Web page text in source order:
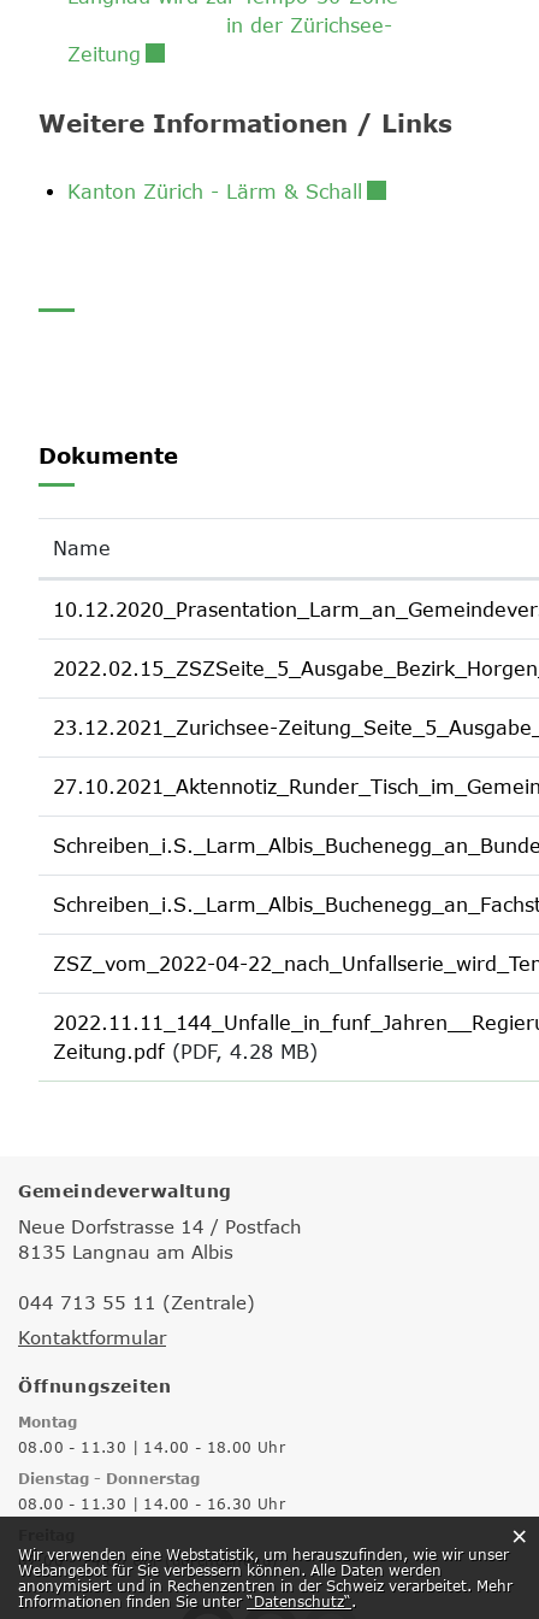
in der Zürichsee-
Zeitung
Weitere Informationen / Links
Kanton Zürich - Lärm & Schall
Dokumente
Name
23.12.2021_Zurichsee-
ZSZ_vom_2022-04-
Zeitung.pdf (PDF, 4.28 MB)
Gemeindeverwaltung
Neue Dorfstrasse 14 / Postfach
8135 Langnau am Albis
044 713 55 11 (Zentrale)
Kontaktformular
Öffnungszeiten
Montag
08.00 - 11.30 | 14.00 - 18.00 Uhr
Dienstag - Donnerstag
08.00 - 11.30 | 14.00 - 16.30 Uhr
07.00 - 14.00 Uhr (durchgehend)
Webstatistik
Wir verwenden eine Webstatistik, um herauszufinden, wie wir unser
Webangebot für Sie verbessern können. Alle Daten werden
anonymisiert und in Rechenzentren in der Schweiz verarbeitet. Mehr
Informationen finden Sie unter “Datenschutz“.
×